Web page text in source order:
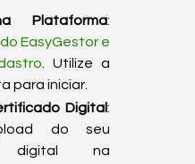
Plataforma
EasyGestor e
. Utilize a
para iniciar.
Digital:
do seu
digital na